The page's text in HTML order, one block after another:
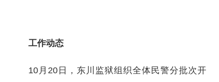
工作动态
10月20日，东川监狱组织全体民警分批次开